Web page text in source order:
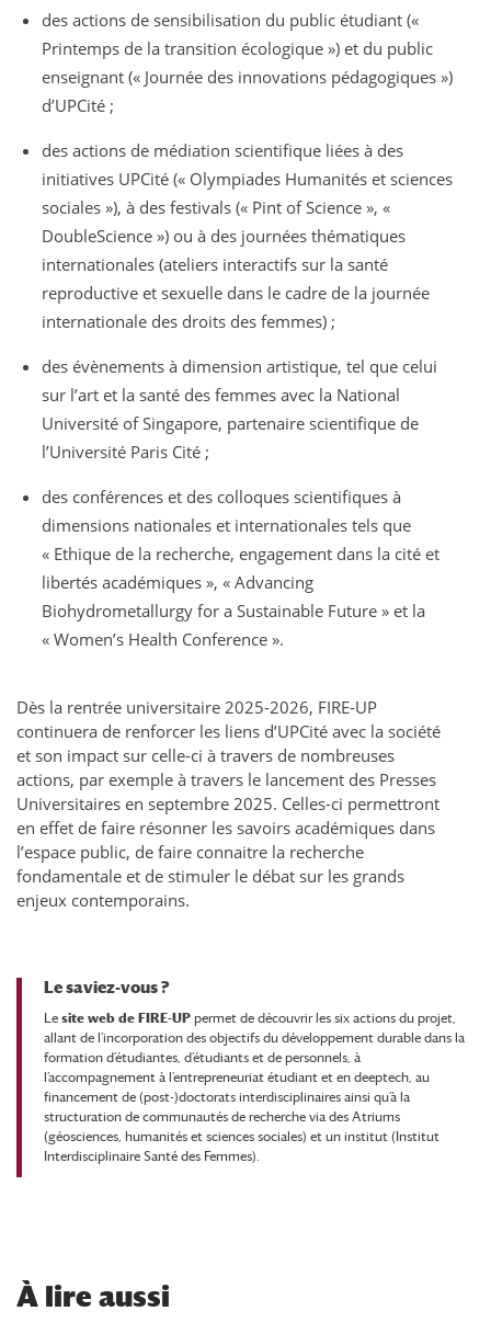
des actions de sensibilisation du public étudiant («
Printemps de la transition écologique ») et du public
enseignant (« Journée des innovations pédagogiques »)
d’UPCité ;
des actions de médiation scientifique liées à des
initiatives UPCité (« Olympiades Humanités et sciences
sociales »), à des festivals (« Pint of Science », «
DoubleScience ») ou à des journées thématiques
internationales (ateliers interactifs sur la santé
reproductive et sexuelle dans le cadre de la journée
internationale des droits des femmes) ;
des évènements à dimension artistique, tel que celui
sur l’art et la santé des femmes avec la National
Université of Singapore, partenaire scientifique de
l’Université Paris Cité ;
des conférences et des colloques scientifiques à
dimensions nationales et internationales tels que
« Ethique de la recherche, engagement dans la cité et
libertés académiques », « Advancing
Biohydrometallurgy for a Sustainable Future » et la
« Women’s Health Conference ».
Dès la rentrée universitaire 2025-2026, FIRE-UP
continuera de renforcer les liens d’UPCité avec la société
et son impact sur celle-ci à travers de nombreuses
actions, par exemple à travers le lancement des Presses
Universitaires en septembre 2025. Celles-ci permettront
en effet de faire résonner les savoirs académiques dans
l’espace public, de faire connaitre la recherche
fondamentale et de stimuler le débat sur les grands
enjeux contemporains.
Le saviez-vous ?
Le site web de FIRE-UP permet de découvrir les six actions du projet,
allant de l’incorporation des objectifs du développement durable dans la
formation d’étudiantes, d’étudiants et de personnels, à
l’accompagnement à l’entrepreneuriat étudiant et en deeptech, au
financement de (post-)doctorats interdisciplinaires ainsi qu’à la
structuration de communautés de recherche via des Atriums
(géosciences, humanités et sciences sociales) et un institut (Institut
Interdisciplinaire Santé des Femmes).
À lire aussi